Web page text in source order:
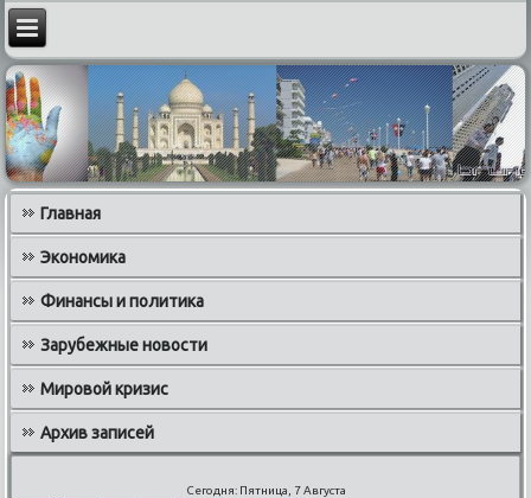
Главная
Экономика
Финансы и политика
Зарубежные новости
Мировой кризис
Архив записей
Сегодня: Пятница, 7 Августа